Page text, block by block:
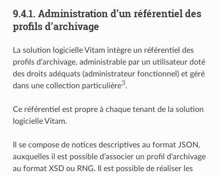
9.4.1. Administration d’un référentiel des
profils d’archivage
La solution logicielle Vitam intègre un référentiel des
profils d’archivage, administrable par un utilisateur doté
des droits adéquats (administrateur fonctionnel) et géré
dans une collection particulière3.
Ce référentiel est propre à chaque tenant de la solution
logicielle Vitam.
Il se compose de notices descriptives au format JSON,
auxquelles il est possible d’associer un profil d’archivage
au format XSD ou RNG. Il est possible de réaliser les